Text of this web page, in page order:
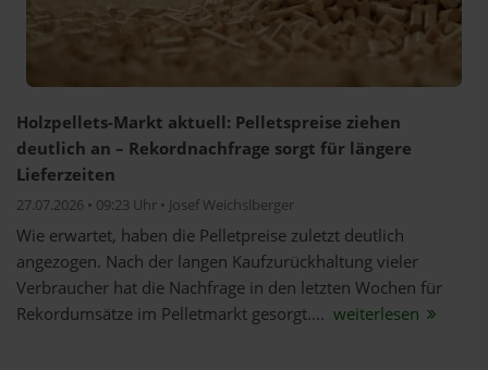
Holzpellets-Markt aktuell: Pelletspreise ziehen
deutlich an – Rekordnachfrage sorgt für längere
Lieferzeiten
27.07.2026 • 09:23 Uhr • Josef Weichslberger
Wie erwartet, haben die Pelletpreise zuletzt deutlich
angezogen. Nach der langen Kaufzurückhaltung vieler
Verbraucher hat die Nachfrage in den letzten Wochen für
Rekordumsätze im Pelletmarkt gesorgt.... weiterlesen